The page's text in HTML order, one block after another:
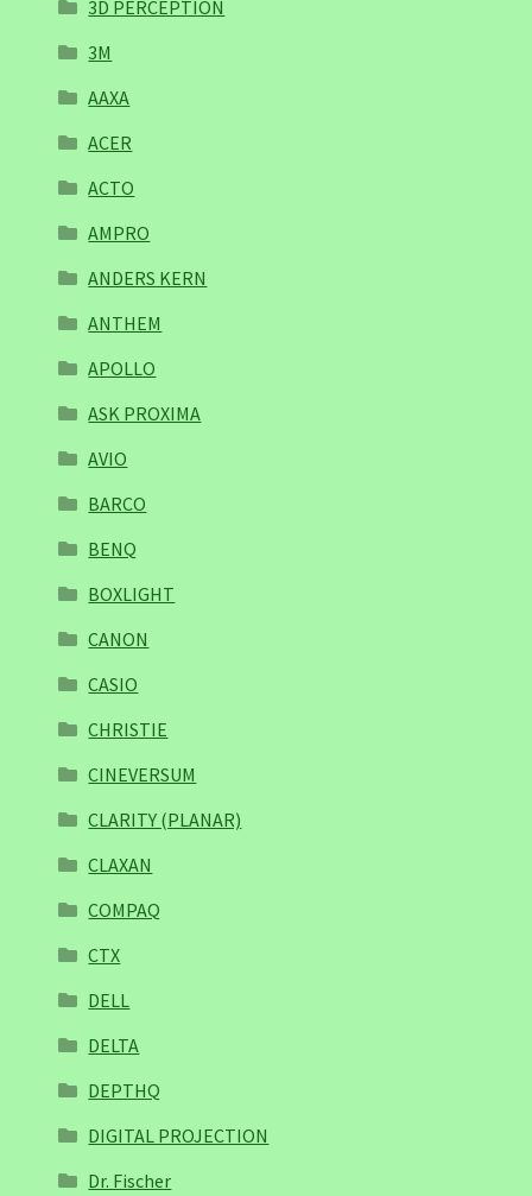
3D PERCEPTION
3M
AAXA
ACER
ACTO
AMPRO
ANDERS KERN
ANTHEM
APOLLO
ASK PROXIMA
AVIO
BARCO
BENQ
BOXLIGHT
CANON
CASIO
CHRISTIE
CINEVERSUM
CLARITY (PLANAR)
CLAXAN
COMPAQ
CTX
DELL
DELTA
DEPTHQ
DIGITAL PROJECTION
Dr. Fischer